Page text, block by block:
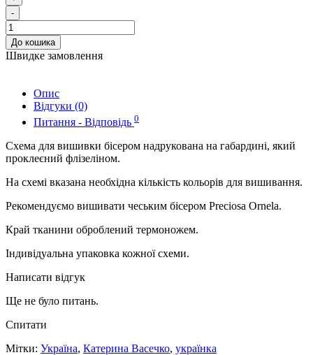
-
До кошика
Швидке замовлення
Опис
Відгуки (0)
Питання - Відповідь 0
Схема для вишивки бісером надрукована на габардині, який
проклеєний флізеліном.
На схемі вказана необхідна кількість кольорів для вишивання.
Рекомендуємо вишивати чеським бісером Preciosa Ornela.
Край тканини оброблений термоножем.
Індивідуальна упаковка кожної схеми.
Написати відгук
Ще не було питань.
Спитати
Мітки: Україна, Катерина Васечко, українка